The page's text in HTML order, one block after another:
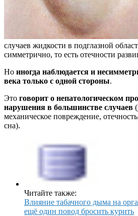
случаев жидкости в подглазной
симметрично, то есть отечности
Но иногда наблюдается и
века только с одной стороны.
Это говорит о непатологическом
нарушения в большинстве случаев
механическое повреждение,
сна).
Читайте также:
Влияние табачного дыма на
ещё один повод бросить курить